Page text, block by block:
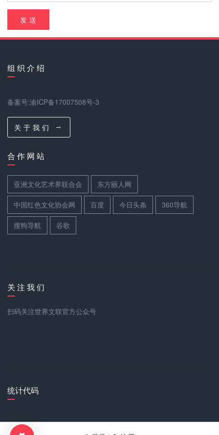
发 送
组 织 介 绍
备案号:渝ICP备17007508号-3
关 于 我 们
合 作 网 站
亚洲文化艺术界联合会 东方丽人网
中国红色文化协会网 百度 今日头条 360导航
搜狗导航 谷歌
关 注 我 们
扫码关注世界文联官方公众号
统计代码